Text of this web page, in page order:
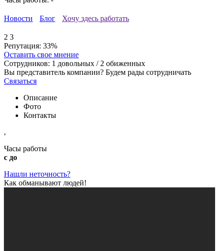
Новости Блог Хочу здесь работать
2 3
Репутация: 33%
Оставить свое мнение
Сотрудников: 1 довольных / 2 обиженных
Вы представитель компании? Будем рады сотрудничать
Связаться
Описание
Фото
Контакты
,
Часы работы
с до
Нашли неточность?
Как обманывают людей!